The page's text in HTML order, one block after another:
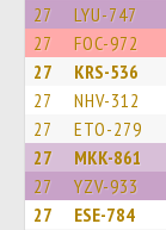
27 LYU-747
27 FOC-972
27 KRS-536
27 NHV-312
27 ETO-279
27 MKK-861
27 YZV-933
27 ESE-784